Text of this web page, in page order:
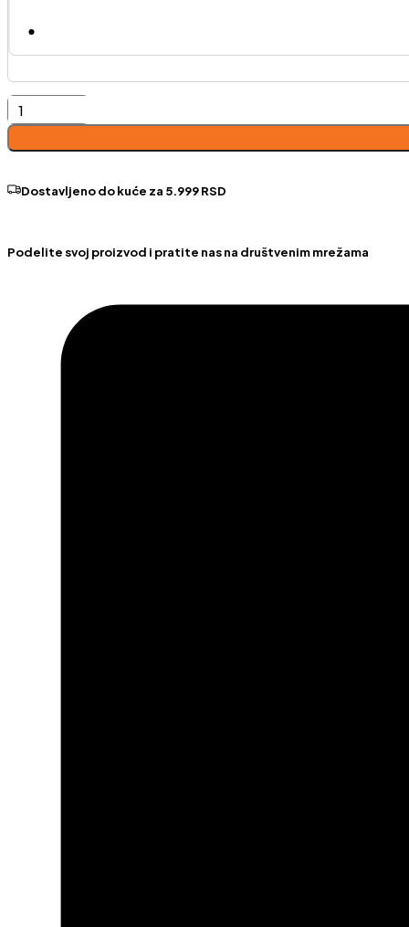
Bea-
desni
ugao
Dostavljeno do kuće za 5.999 RSD
Podelite svoj proizvod i pratite nas na društvenim mrežama